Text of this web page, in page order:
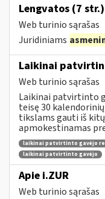
Lengvatos (7 str.)
Web turinio sąrašas
Juridiniams
Laikinai
Web turinio sąrašas
Laikinai patvirtinto
teisę 30
tikslams gauti iš
apmokestinamas
laikinai patvirtinto gavėjo
laikinai patvirtinto gavėjo
Apie i.ZUR
Web turinio sąrašas